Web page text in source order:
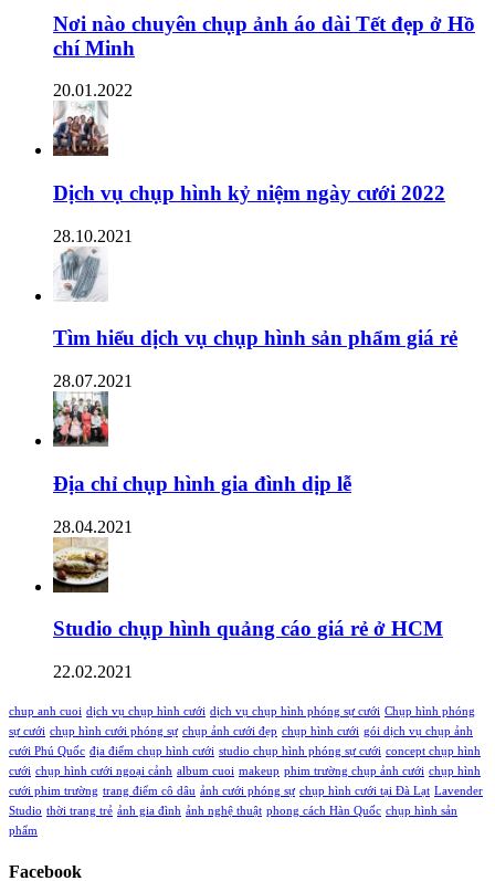
Nơi nào chuyên chụp ảnh áo dài Tết đẹp ở Hồ
chí Minh
20.01.2022
Dịch vụ chụp hình kỷ niệm ngày cưới 2022
28.10.2021
Tìm hiểu dịch vụ chụp hình sản phẩm giá rẻ
28.07.2021
Địa chỉ chụp hình gia đình dịp lễ
28.04.2021
Studio chụp hình quảng cáo giá rẻ ở HCM
22.02.2021
chup anh cuoi dịch vụ chụp hình cưới dịch vụ chụp hình phóng sự cưới Chụp hình phóng
sự cưới chụp hình cưới phóng sự chụp ảnh cưới đẹp chụp hình cưới gói dịch vụ chụp ảnh
cưới Phú Quốc địa điểm chụp hình cưới studio chụp hình phóng sự cưới concept chụp hình
cưới chụp hình cưới ngoại cảnh album cuoi makeup phim trường chụp ảnh cưới chụp hình
cưới phim trường trang điểm cô dâu ảnh cưới phóng sự chụp hình cưới tại Đà Lạt Lavender
Studio thời trang trẻ ảnh gia đình ảnh nghệ thuật phong cách Hàn Quốc chụp hình sản
phẩm
Facebook